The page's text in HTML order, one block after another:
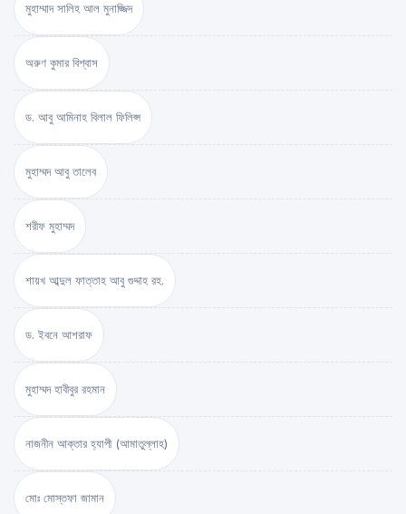
মুহাম্মাদ সালিহ আল মুনাজ্জিদ
অরুণ কুমার বিশ্বাস
ড. আবু আমিনাহ বিলাল ফিলিপ্স
মুহাম্মদ আবু তালেব
শরীফ মুহাম্মদ
শায়খ আব্দুল ফাত্তাহ আবু গুদ্দাহ রহ.
ড. ইবনে আশরাফ
মুহাম্মদ হাবীবুর রহমান
নাজনীন আক্তার হ্যাপী (আমাতুল্লাহ)
মোঃ মোস্তফা জামান